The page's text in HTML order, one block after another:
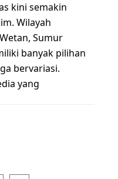
kini semakin
Wilayah
Sumur
banyak pilihan
bervariasi.
yang